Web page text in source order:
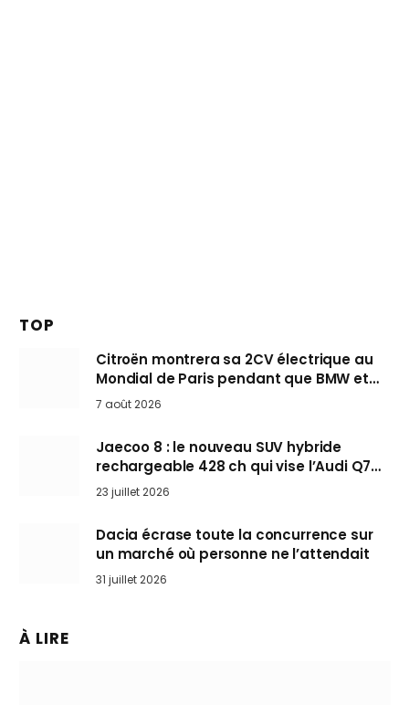
TOP
Citroën montrera sa 2CV électrique au
Mondial de Paris pendant que BMW et
Mini désertent le salon
7 août 2026
Jaecoo 8 : le nouveau SUV hybride
rechargeable 428 ch qui vise l’Audi Q7
arrive en Europe cet automne
23 juillet 2026
Dacia écrase toute la concurrence sur
un marché où personne ne l’attendait
31 juillet 2026
À LIRE